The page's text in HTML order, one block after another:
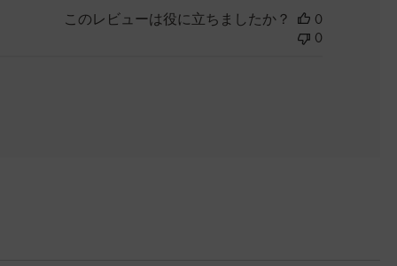
このレビューは役に立ちましたか？
0
0